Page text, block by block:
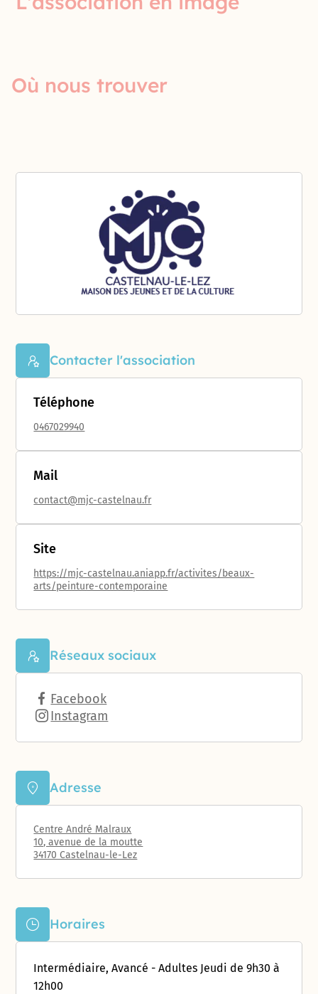
Contacter l'association
Téléphone
0467029940
Mail
contact@mjc-castelnau.fr
Site
https://mjc-castelnau.aniapp.fr/activites/beaux-
arts/peinture-contemporaine
Réseaux sociaux
Facebook
Instagram
Adresse
Centre André Malraux
10, avenue de la moutte
34170 Castelnau-le-Lez
Horaires
Intermédiaire, Avancé - Adultes Jeudi de 9h30 à
12h00
Où nous trouver